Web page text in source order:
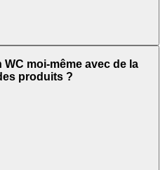
moi-même avec de la
produits ?